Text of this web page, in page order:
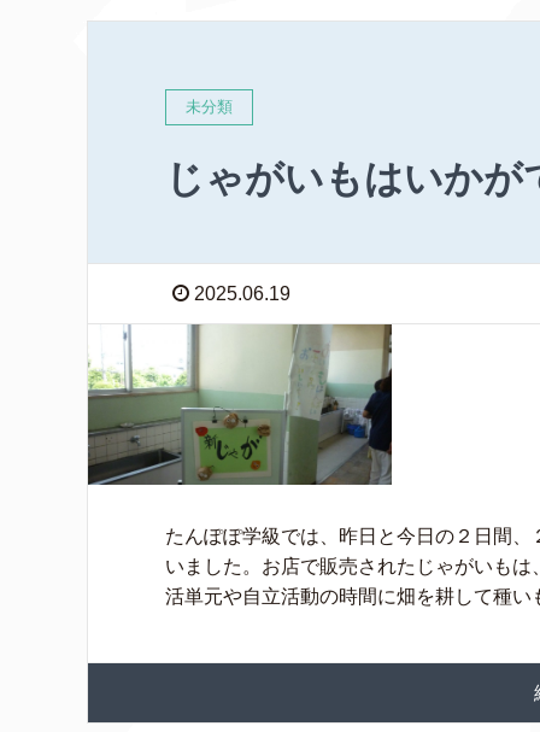
未分類
じゃがいもはいか
2025.06.19
たんぽぽ学級では、昨日と今日の２日間
いました。お店で販売されたじゃがいも
活単元や自立活動の時間に畑を耕して種